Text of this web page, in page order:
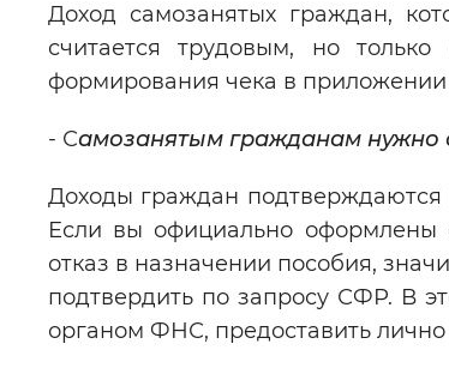
Доход самозанятых граждан,
считается трудовым, но
формирования чека в приложении
- Самозанятым гражданам нужно
Доходы граждан
Если вы официально оформлены
отказ в назначении пособия,
подтвердить по запросу СФР. В
органом ФНС, предоставить